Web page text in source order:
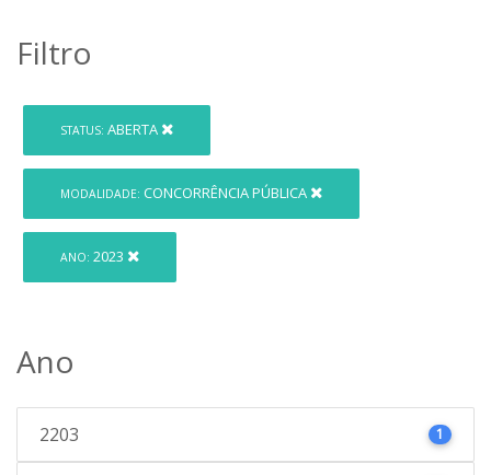
Filtro
STATUS: ABERTA
MODALIDADE: CONCORRÊNCIA PÚBLICA
ANO: 2023
Ano
2203 1